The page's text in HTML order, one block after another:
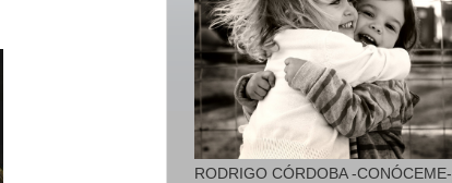
RODRIGO CÓRDOBA -CONÓCEME-